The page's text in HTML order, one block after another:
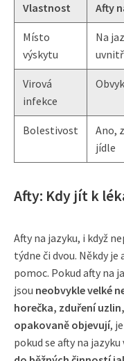
Vlastnost Afty
Místo
výskytu
Na
Virová
infekce
Bolestivost
Ano,
jídle
Afty: Kdy jít k
Afty na jazyku, i když
týdne či dvou. Někdy
pomoc. Pokud afty na
jsou neobvykle velké
horečka, zduření
opakovaně objevují,
pokud se afty na